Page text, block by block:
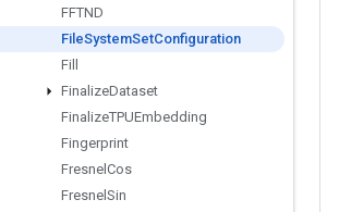
FFTND
FileSystemSetConfiguration
Fill
FinalizeDataset
FinalizeTPUEmbedding
Fingerprint
Fresnel Cos
Fresnel Sin